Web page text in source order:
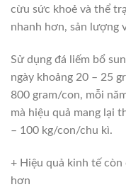
cừu sức khoẻ và thể
nhanh hơn, sản lượng
Sử dụng đá liếm bổ
ngày khoảng 20 – 25
800 gram/con, mỗi
mà hiệu quả mang lại
– 100 kg/con/chu kì.
+ Hiệu quả kinh tế
hơn